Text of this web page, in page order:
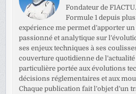
Fondateur de
Formule 1 depuis plus
expérience me permet d’apporter
passionné et analytique sur
ses enjeux techniques à ses
couverture quotidienne de
particulière portée aux évolutions
décisions réglementaires et aux
Chaque publication fait l’objet d’un